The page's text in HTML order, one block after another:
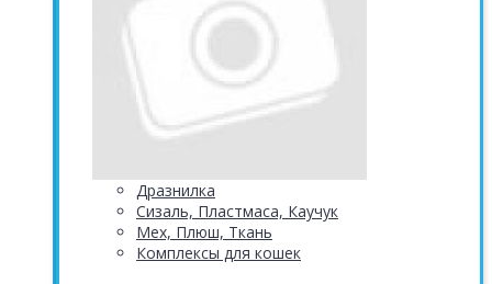
Дразнилка
Сизаль, Пластмаса, Каучук
Мех, Плюш, Ткань
Комплексы для кошек